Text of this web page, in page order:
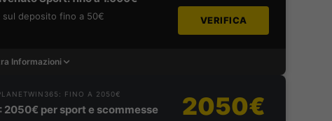
sul deposito fino a 50€ VERIFICA
Informazioni
FINO A 2050€
per sport e scommesse 2050€